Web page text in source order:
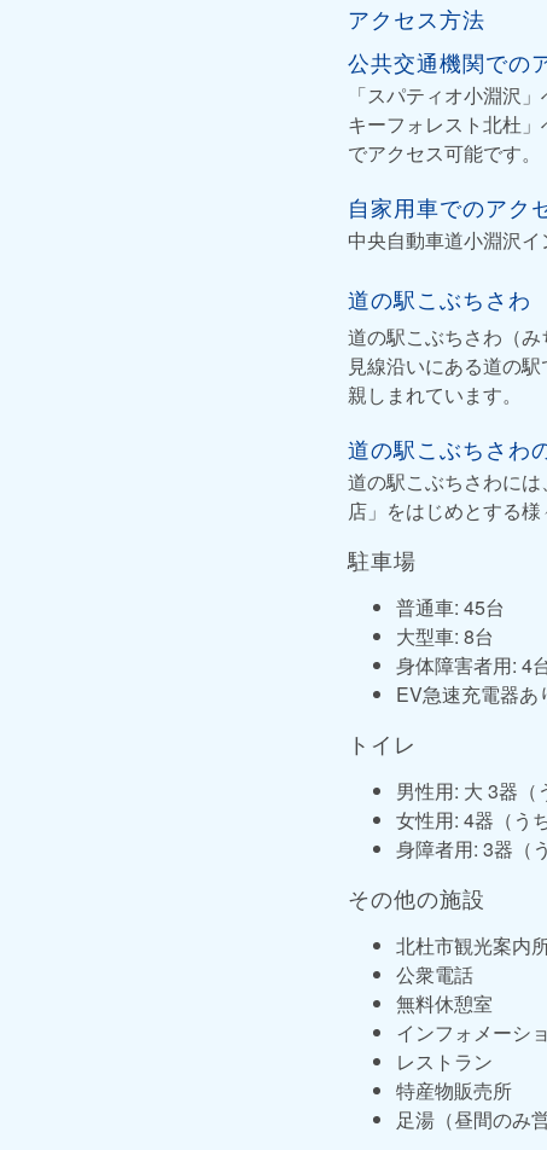
アクセス方法
公共交通機関での
「スパティオ小淵沢
キーフォレスト北杜
でアクセス可能です。
自家用車でのアク
中央自動車道小淵沢
道の駅こぶちさわ
道の駅こぶちさわ（
見線沿いにある道の
親しまれています。
道の駅こぶちさわ
道の駅こぶちさわに
店」をはじめとする様
駐車場
普通車: 45台
大型車: 8台
身体障害者用: 4
EV急速充電器あ
トイレ
男性用: 大 3器（
女性用: 4器（う
身障者用: 3器（
その他の施設
北杜市観光案内
公衆電話
無料休憩室
インフォメーシ
レストラン
特産物販売所
足湯（昼間のみ